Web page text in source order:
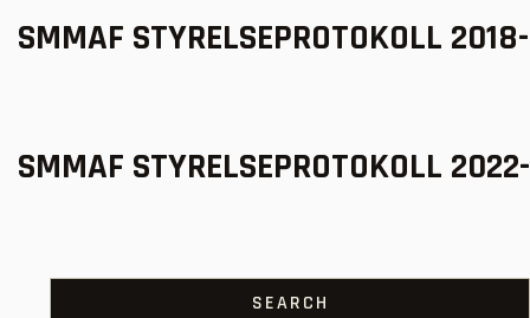
SMMAF STYRELSEPROTOKOLL
SMMAF STYRELSEPROTOKOLL
SEARCH